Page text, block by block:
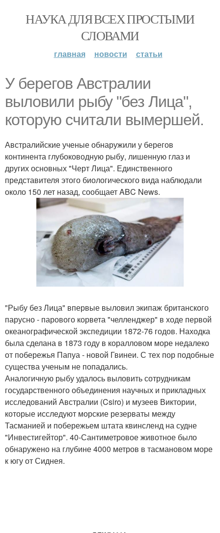
НАУКА ДЛЯ ВСЕХ ПРОСТЫМИ
СЛОВАМИ
главная новости статьи
У берегов Австралии
выловили рыбу "без Лица",
которую считали вымершей.
Австралийские ученые обнаружили у берегов
континента глубоководную рыбу, лишенную глаз и
других основных "Черт Лица". Единственного
представителя этого биологического вида наблюдали
около 150 лет назад, сообщает ABC News.
"Рыбу без Лица" впервые выловил экипаж британского
парусно - парового корвета "челленджер" в ходе первой
океанографической экспедиции 1872-76 годов. Находка
была сделана в 1873 году в коралловом море недалеко
от побережья Папуа - новой Гвинеи. С тех пор подобные
существа ученым не попадались.
Аналогичную рыбу удалось выловить сотрудникам
государственного объединения научных и прикладных
исследований Австралии (Csiro) и музеев Виктории,
которые исследуют морские резерваты между
Тасманией и побережьем штата квинсленд на судне
"Инвестигейтор". 40-Сантиметровое животное было
обнаружено на глубине 4000 метров в тасмановом море
к югу от Сиднея.